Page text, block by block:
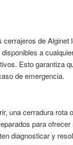
de Alginet
a
Esto garantiza
de emergencia.
una cerradura rota
para
diagnosticar y